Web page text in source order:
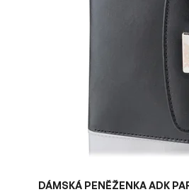
DÁMSKÁ PENĚŽENKA ADK